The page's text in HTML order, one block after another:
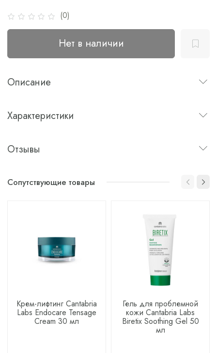
(0)
Нет в наличии
Описание
Характеристики
Отзывы
Сопутствующие товары
Крем-лифтинг Cantabria
Labs Endocare Tensage
Cream 30 мл
Гель для проблемной
кожи Cantabria Labs
Biretix Soothing Gel 50
мл